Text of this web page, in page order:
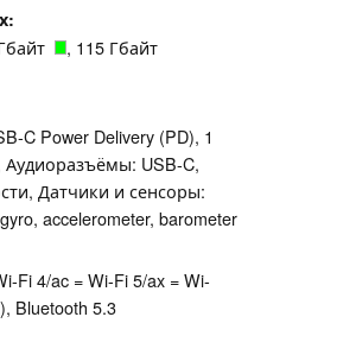
, 115 Гбайт
C Power Delivery (PD), 1
Аудиоразъёмы: USB-C,
Датчики и сенсоры:
accelerometer, barometer
Fi 4/ac = Wi-Fi 5/ax = Wi-
Bluetooth 5.3